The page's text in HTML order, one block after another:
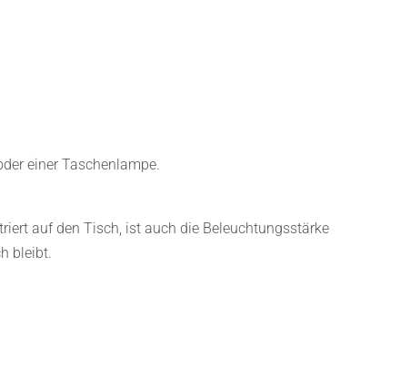
einer Taschenlampe.
auf den Tisch, ist auch die Beleuchtungsstärke
bleibt.